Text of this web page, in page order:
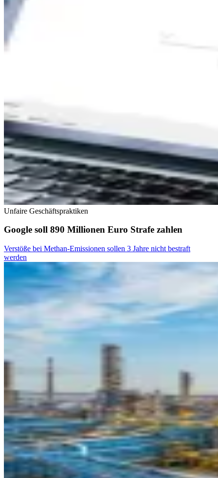
Unfaire Geschäftspraktiken
Google soll 890 Millionen Euro Strafe zahlen
Verstöße bei Methan-Emissionen sollen 3 Jahre nicht bestraft
werden